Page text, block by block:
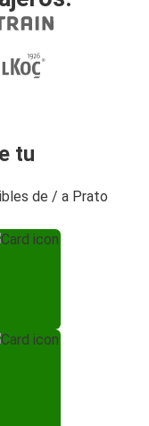
tu
de / a Prato